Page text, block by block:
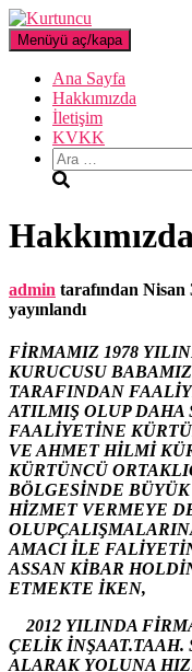
Menüyü aç/kapa
Ana Sayfa
Hakkımızda
İletişim
KVKK
Arama:
admin tarafından Nisan
yayınlandı
FİRMAMIZ 1978
KURUCUSU
TARAFINDAN
ATILMIŞ OLUP DAHA
FAALİYETİNE
VE AHMET HİLMİ
KÜRTÜNCÜ
BÖLGESİNDE
HİZMET VERMEYE
AMACI İLE
ASSAN KİBAR
ETMEKTE İKEN,
2012 YILINDA
ÇELİK
ALARAK YOLUNA